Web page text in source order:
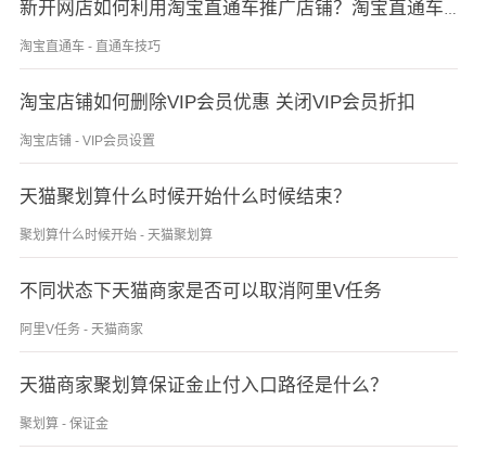
新开网店如何利用淘宝直通车推广店铺？淘宝直通车技巧分享
淘宝直通车 - 直通车技巧
淘宝店铺如何删除VIP会员优惠 关闭VIP会员折扣
淘宝店铺 - VIP会员设置
天猫聚划算什么时候开始什么时候结束？
聚划算什么时候开始 - 天猫聚划算
不同状态下天猫商家是否可以取消阿里V任务
阿里V任务 - 天猫商家
天猫商家聚划算保证金止付入口路径是什么？
聚划算 - 保证金